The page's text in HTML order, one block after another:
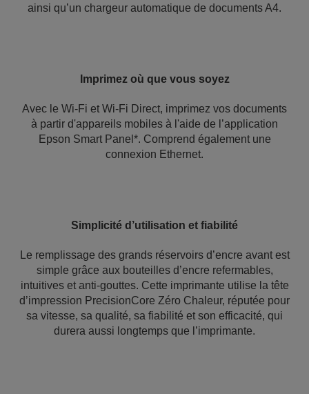
ainsi qu’un chargeur automatique de documents A4.
Imprimez où que vous soyez
Avec le Wi-Fi et Wi-Fi Direct, imprimez vos documents
à partir d'appareils mobiles à l'aide de l’application
Epson Smart Panel*. Comprend également une
connexion Ethernet.
Simplicité d’utilisation et fiabilité
Le remplissage des grands réservoirs d’encre avant est
simple grâce aux bouteilles d’encre refermables,
intuitives et anti-gouttes. Cette imprimante utilise la tête
d’impression PrecisionCore Zéro Chaleur, réputée pour
sa vitesse, sa qualité, sa fiabilité et son efficacité, qui
durera aussi longtemps que l’imprimante.